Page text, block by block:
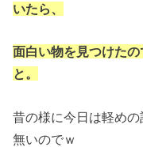
いたら、
面白い物を見つけた
と。
昔の様に今日は軽め
無いのでｗ